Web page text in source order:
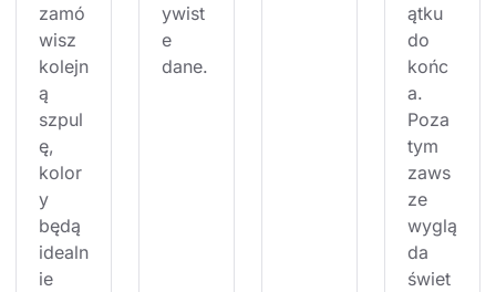
zamó
wisz
kolejn
ą
szpul
ę,
kolor
y
będą
idealn
ie
ywist
e
dane.
ątku
do
końc
a.
Poza
tym
zaws
ze
wyglą
da
świet